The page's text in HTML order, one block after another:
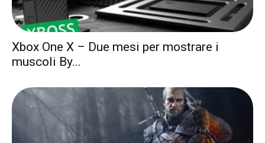
Xbox One X – Due mesi per mostrare i
muscoli By...